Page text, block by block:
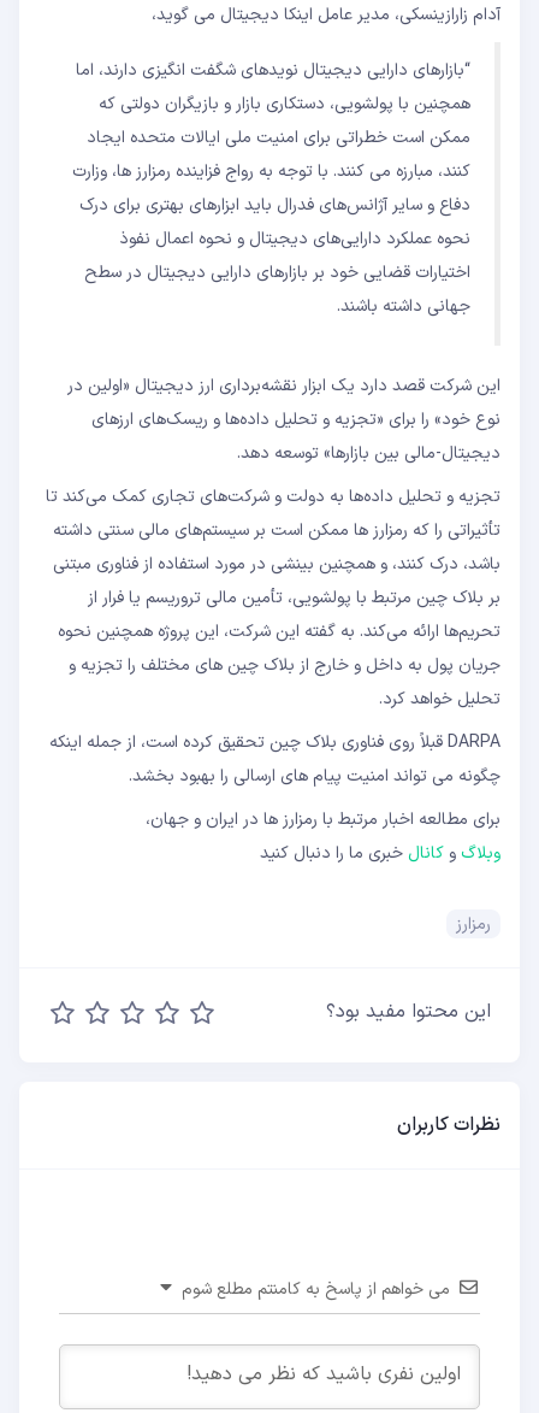
آدام زارازینسکی، مدیر عامل اینکا دیجیتال می گوید،
“بازارهای دارایی دیجیتال نویدهای شگفت انگیزی دارند، اما
همچنین با پولشویی، دستکاری بازار و بازیگران دولتی که
ممکن است خطراتی برای امنیت ملی ایالات متحده ایجاد
کنند، مبارزه می کنند. با توجه به رواج فزاینده رمزارز ها، وزارت
دفاع و سایر آژانس‌های فدرال باید ابزارهای بهتری برای درک
نحوه عملکرد دارایی‌های دیجیتال و نحوه اعمال نفوذ
اختیارات قضایی خود بر بازارهای دارایی دیجیتال در سطح
جهانی داشته باشند.
این شرکت قصد دارد یک ابزار نقشه‌برداری ارز دیجیتال «اولین در
نوع خود» را برای «تجزیه و تحلیل داده‌ها و ریسک‌های ارزهای
دیجیتال-مالی بین بازارها» توسعه دهد.
تجزیه و تحلیل داده‌ها به دولت و شرکت‌های تجاری کمک می‌کند تا
تأثیراتی را که رمزارز ها ممکن است بر سیستم‌های مالی سنتی داشته
باشد، درک کنند، و همچنین بینشی در مورد استفاده از فناوری مبتنی
بر بلاک چین مرتبط با پولشویی، تأمین مالی تروریسم یا فرار از
تحریم‌ها ارائه می‌کند. به گفته این شرکت، این پروژه همچنین نحوه
جریان پول به داخل و خارج از بلاک چین های مختلف را تجزیه و
تحلیل خواهد کرد.
DARPA قبلاً روی فناوری بلاک چین تحقیق کرده است، از جمله اینکه
چگونه می تواند امنیت پیام های ارسالی را بهبود بخشد.
برای مطالعه اخبار مرتبط با رمزارز ها در ایران و جهان،
وبلاگ و کانال خبری ما را دنبال کنید
رمزارز
این محتوا مفید بود؟
نظرات کاربران
می خواهم از پاسخ به کامنتم مطلع شوم